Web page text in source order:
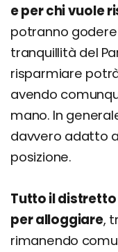
e per chi vuole
potranno
tranquillità del
risparmiare
avendo
mano. In
davvero adatto
posizione.
Tutto il
per alloggiare,
rimanendo